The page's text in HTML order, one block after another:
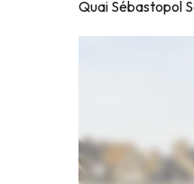
Quai Sébastopol